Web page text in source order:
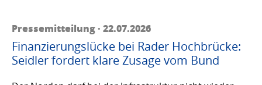
Pressemitteilung · 22.07.2026
Finanzierungslücke bei Rader Hochbrücke:
Seidler fordert klare Zusage vom Bund